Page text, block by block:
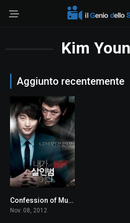
Kim
Aggiunto recentemente
7.1Confession of Murder
Nov. 08, 2012